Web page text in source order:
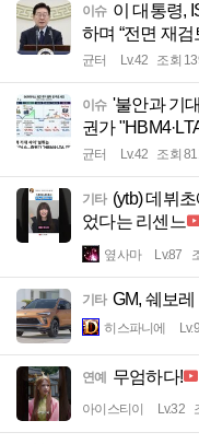
이슈 이 대통령,
하며 “전면 재검
균터 Lv.42 조회
이슈 '불안과 기
권가
균터 Lv.42 조회
기타 (ytb) 데뷔
었다는 리센느
옆사마 Lv.87
기타 GM, 쉐보
히스파니에
연예 무엄하다!
아이스티이 Lv.32